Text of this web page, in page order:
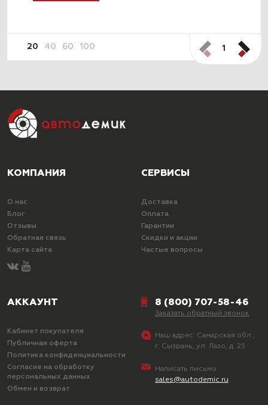
20 40 60 100 1
КОМПАНИЯ
О нас
Блог
Отзывы
Обратная связь
Карта сайта
СЕРВИСЫ
Доставка
Оплата
Гарантии
Скидки и акции
Частые вопросы
АККАУНТ
Кабинет покупателя
Публичная оферта
Политика конфиденциальности
Согласие на обработку
персональных данных
Обмен и возврат
8 (800) 707-58-46
Заказать обратный звонок
Наш адрес: Самарская обл.,
г. Сызрань, ул. Лазо, д. 25
Написать письмо:
sales@autodemic.ru